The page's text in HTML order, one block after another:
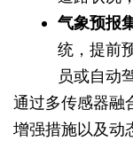
气象预报
统，提前
员或自动
通过多传感器融
增强措施以及动